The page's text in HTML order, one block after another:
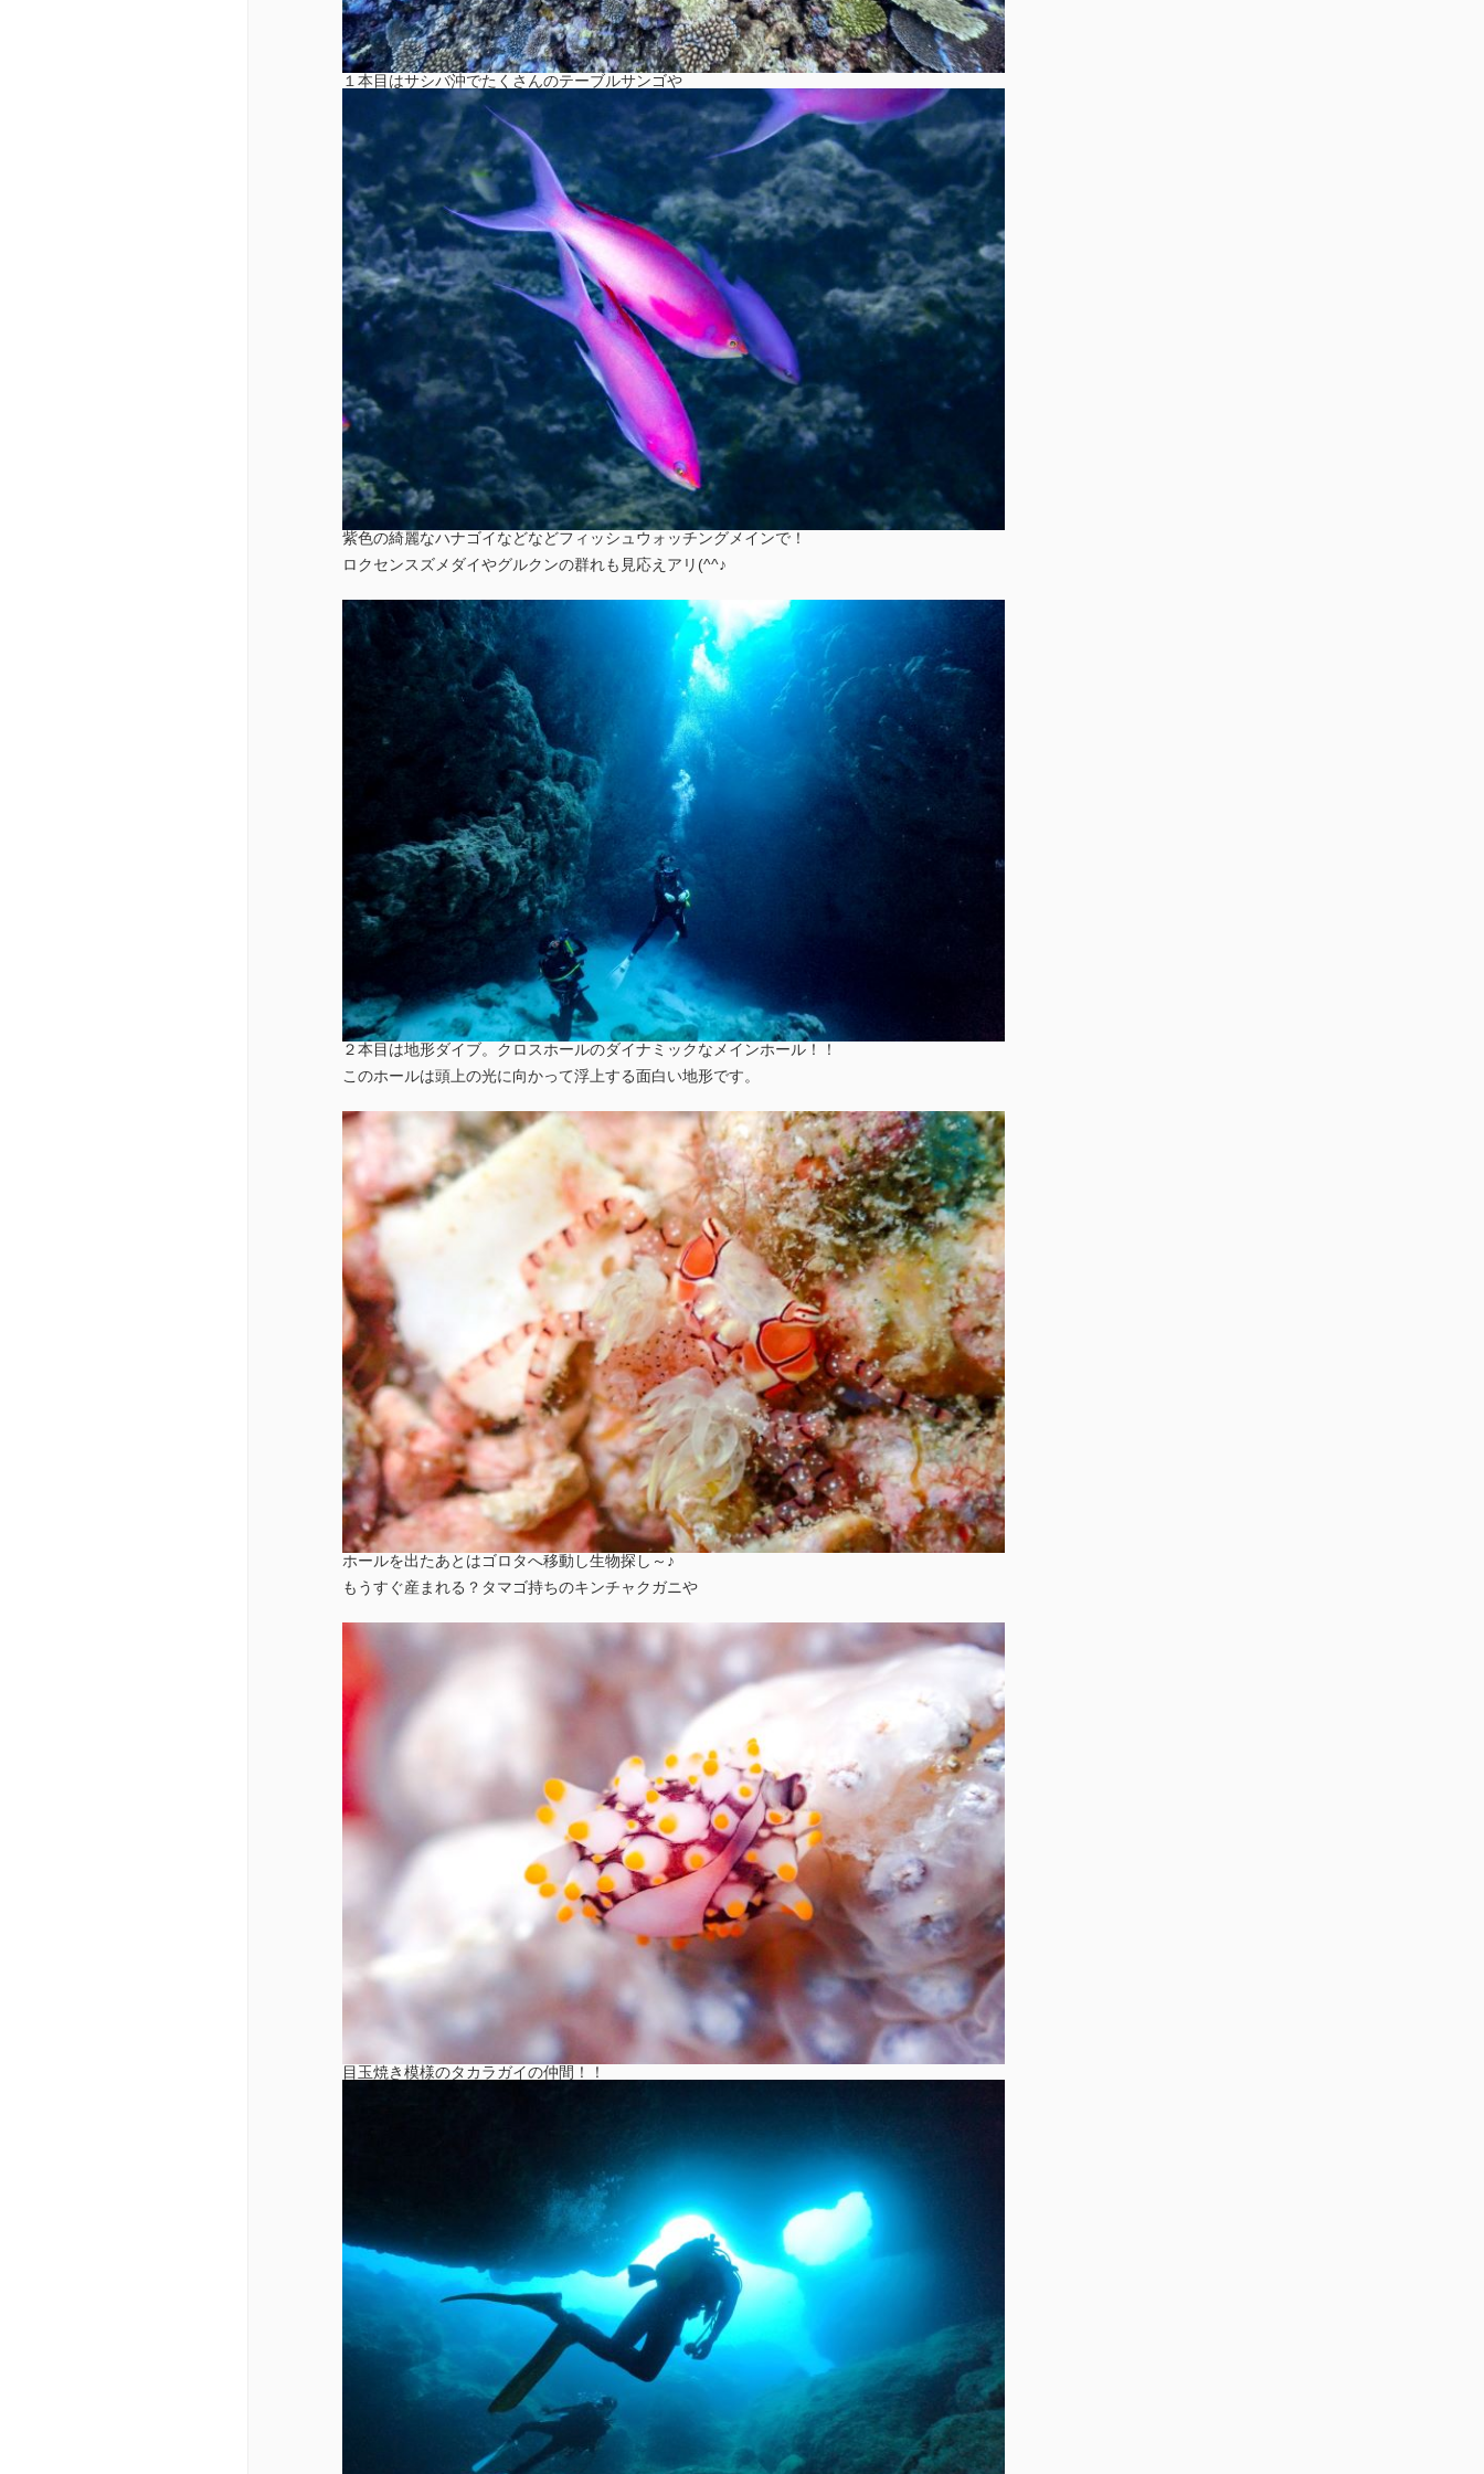
１本目はサシバ沖でたくさんのテーブルサンゴや
紫色の綺麗なハナゴイなどなどフィッシュウォッチングメインで！
ロクセンスズメダイやグルクンの群れも見応えアリ(^^♪
２本目は地形ダイブ。クロスホールのダイナミックなメインホール！！
このホールは頭上の光に向かって浮上する面白い地形です。
ホールを出たあとはゴロタへ移動し生物探し～♪
もうすぐ産まれる？タマゴ持ちのキンチャクガニや
目玉焼き模様のタカラガイの仲間！！